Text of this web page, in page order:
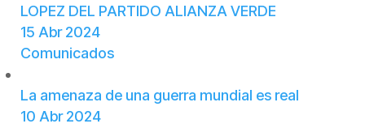
LOPEZ DEL PARTIDO ALIANZA VERDE
15 Abr 2024
Comunicados
La amenaza de una guerra mundial es real
10 Abr 2024